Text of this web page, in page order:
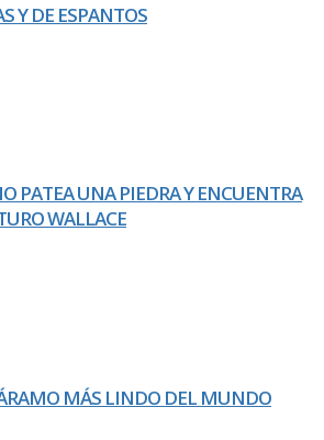
Y DE ESPANTOS
PATEA UNA PIEDRA Y ENCUENTRA
WALLACE
MÁS LINDO DEL MUNDO